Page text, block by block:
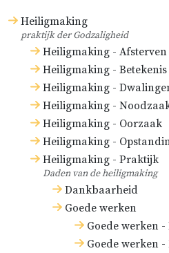
Heiligmaking
praktijk der Godzaligheid
Heiligmaking - Afsterven
Heiligmaking - Betekenis
Heiligmaking -
Heiligmaking -
Heiligmaking - Oorzaak
Heiligmaking -
Heiligmaking - Praktijk
Daden van de heiligmaking
Dankbaarheid
Goede werken
Goede werken -
Goede werken
deel X, over het
een ijzeren en
is, waarin
verwoesting
de tempel,
is de satan,
gebonden was,
zoals de
zelf erkennen.
de antichrist tot
gekomen.